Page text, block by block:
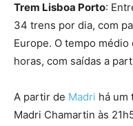
Trem Lisboa Porto:
34 trens por dia, com
Europe. O tempo
horas, com saídas a
A partir de Madri há um
Madri Chamartin às